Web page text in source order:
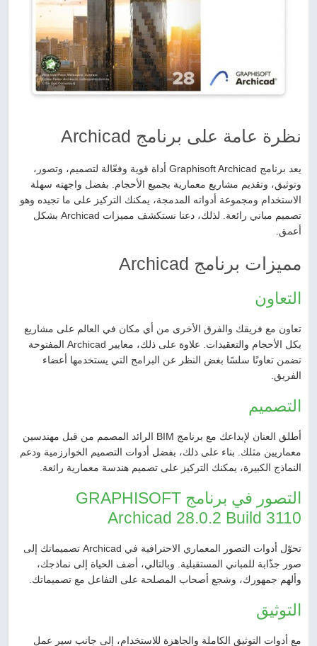
نظرة عامة على برنامج Archicad
يعد برنامج Graphisoft Archicad أداة قوية وفعّالة لتصميم، وتصور،
وتوثيق، وتقديم مشاريع معمارية بجميع الأحجام. بفضل واجهته سهلة
الاستخدام ومجموعة أدواته المدمجة، يمكنك التركيز على ما تجيده وهو
تصميم مباني رائعة. لذلك، دعنا نستكشف مميزات Archicad بشكل
أعمق.
مميزات برنامج Archicad
التعاون
تعاون مع فريقك والفرق الأخرى من أي مكان في العالم على مشاريع
بكل الأحجام والتعقيدات. علاوة على ذلك، معايير Archicad المفتوحة
تضمن تعاونًا سلسًا بغض النظر عن البرامج التي يستخدمها أعضاء
الفريق.
التصميم
أطلق العنان لإبداعك مع برنامج BIM الرائد المصمم من قبل مهندسين
معماريين مثلك. بناء على ذلك، بفضل أدوات التصميم الخوارزمية ودعم
النماذج الكبيرة، يمكنك التركيز على تصميم هندسة معمارية رائعة.
التصور في برنامج GRAPHISOFT
Archicad 28.0.2 Build 3110
تحوّل أدوات التصور المعماري الاحترافية في Archicad تصميماتك إلى
صور جذّابة للمباني المستقبلية. وبالتالي، أضف الحياة إلى نماذجك،
وألهم جمهورك، وشجع أصحاب المصلحة على التفاعل مع تصميماتك.
التوثيق
مع أدوات التوثيق الكاملة والجاهزة للاستخدام، إلى جانب سير عمل